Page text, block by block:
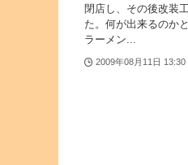
閉店し、その後改装
た。何が出来るのか
ラーメン...
2009年08月11日 13:30